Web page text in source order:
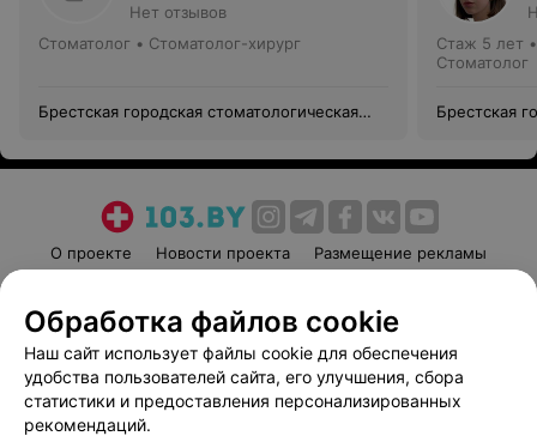
Нет отзывов
Стоматолог • Стоматолог-хирург
Брестская городская стоматологическая
Стаж 5 лет
Стоматолог
Брестская
О проекте Новости проекта
Размещение рекламы
Пользовательское соглашение
Способы оплаты
Вакансии
Партнеры
Написать руководителю 103.by
Обработка файлов cookie
Наш сайт использует файлы cookie для обеспечения
удобства пользователей сайта, его улучшения, сбора
статистики и предоставления персонализированных
рекомендаций.